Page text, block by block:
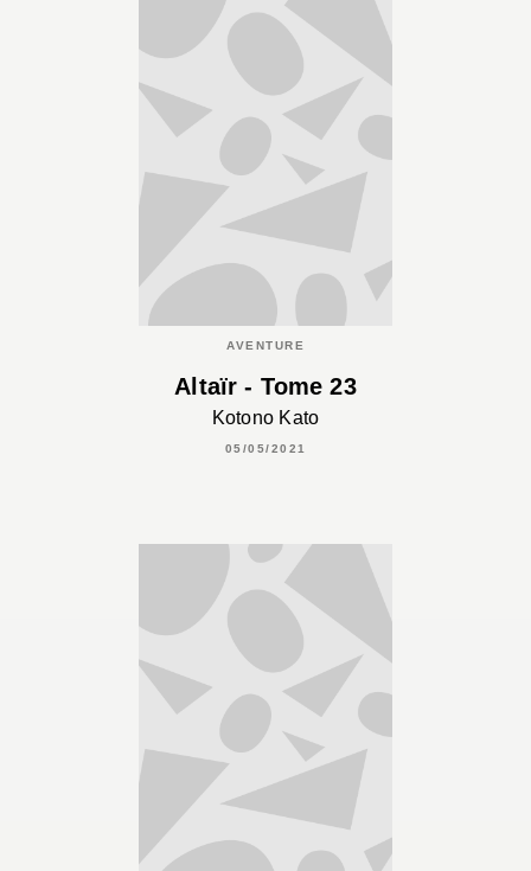
AVENTURE
Altaïr - Tome 23
Kotono Kato
05/05/2021